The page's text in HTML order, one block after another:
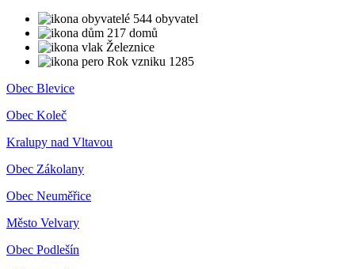
544 obyvatel
217 domů
Železnice
Rok vzniku 1285
Obec Blevice
Obec Koleč
Kralupy nad Vltavou
Obec Zákolany
Obec Neuměřice
Město Velvary
Obec Podlešín